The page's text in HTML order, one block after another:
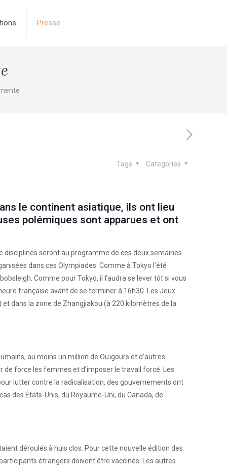
Presse
Categories
Tags
le continent asiatique, ils ont lieu
polémiques sont apparues et ont
disciplines seront au programme de ces deux semaines
dans ces Olympiades. Comme à Tokyo l’été
Comme pour Tokyo, il faudra se lever tôt si vous
française avant de se terminer à 16h30. Les Jeux
dans la zone de Zhangjiakou (à 220 kilomètres de la
au moins un million de Ouïgours et d’autres
force les femmes et d’imposer le travail forcé. Les
lutter contre la radicalisation, des gouvernements ont
des États-Unis, du Royaume-Uni, du Canada, de
déroulés à huis clos. Pour cette nouvelle édition des
étrangers doivent être vaccinés. Les autres